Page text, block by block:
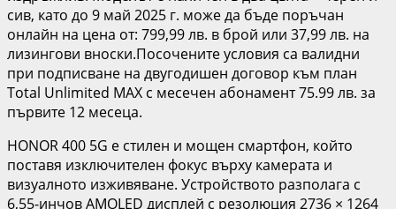
сив, като до 9 май 2025 г. може да бъде поръчан
онлайн на цена от: 799,99 лв. в брой или 37,99 лв. на
лизингови вноски.Посочените условия са валидни
при подписване на двугодишен договор към план
Total Unlimited MAX с месечен абонамент 75.99 лв. за
първите 12 месеца.
HONOR 400 5G е стилен и мощен смартфон, който
поставя изключителен фокус върху камерата и
визуалното изживяване. Устройството разполага с
6,55-инчов AMOLED дисплей с резолюция 2736 × 1264